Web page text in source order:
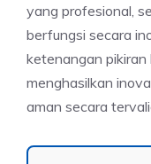
yang profesional,
berfungsi secara
ketenangan
menghasilkan
aman secara